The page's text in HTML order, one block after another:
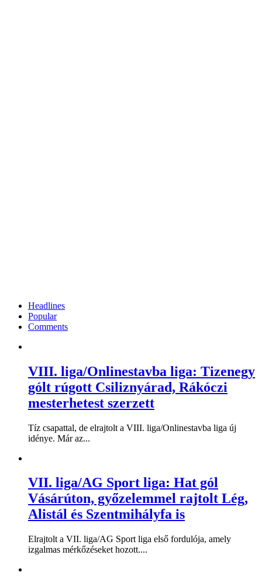
Headlines
Popular
Comments
VIII. liga/Onlinestavba liga: Tizenegy
gólt rúgott Csiliznyárad, Rákóczi
mesterhetest szerzett
Tíz csapattal, de elrajtolt a VIII. liga/Onlinestavba liga új
idénye. Már az...
VII. liga/AG Sport liga: Hat gól
Vásárúton, győzelemmel rajtolt Lég,
Alistál és Szentmihályfa is
Elrajtolt a VII. liga/AG Sport liga első fordulója, amely
izgalmas mérkőzéseket hozott....